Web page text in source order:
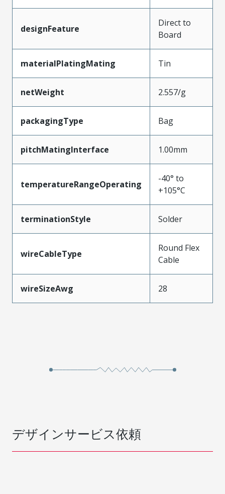
designFeature
Direct to
Board
materialPlatingMating Tin
netWeight 2.557/g
packagingType Bag
pitchMatingInterface 1.00mm
temperatureRangeOperating
-40° to
+105°C
terminationStyle Solder
wireCableType
Round Flex
Cable
wireSizeAwg 28
デザインサービス依頼